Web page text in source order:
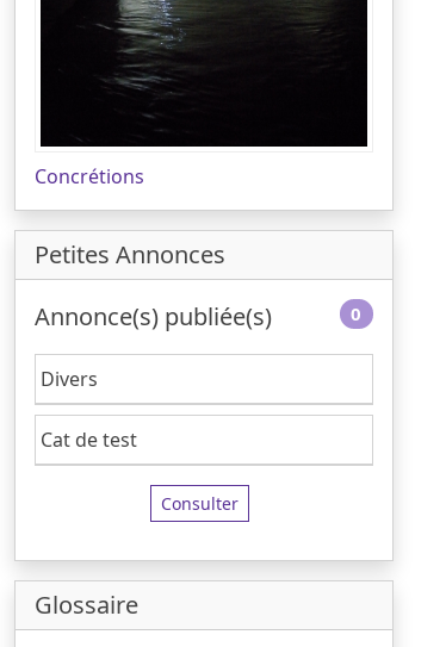
Concrétions
Petites Annonces
0
Annonce(s) publiée(s)
Divers
Cat de test
Consulter
Glossaire